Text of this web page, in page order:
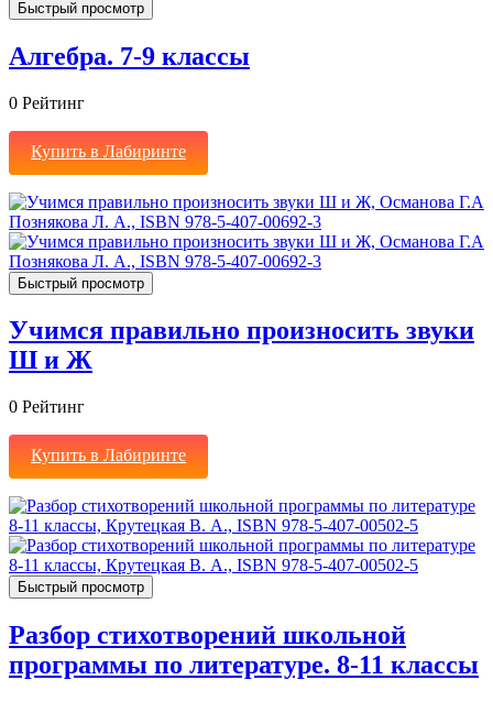
Быстрый просмотр
Алгебра. 7-9 классы
0 Рейтинг
Купить в Лабиринте
Быстрый просмотр
Учимся правильно произносить звуки
Ш и Ж
0 Рейтинг
Купить в Лабиринте
Быстрый просмотр
Разбор стихотворений школьной
программы по литературе. 8-11 классы